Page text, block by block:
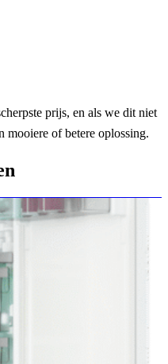
prijs, en als we dit niet
mooiere of betere oplossing.